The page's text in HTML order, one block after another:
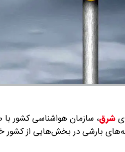
شرق،
بارشی در بخش‌هایی از